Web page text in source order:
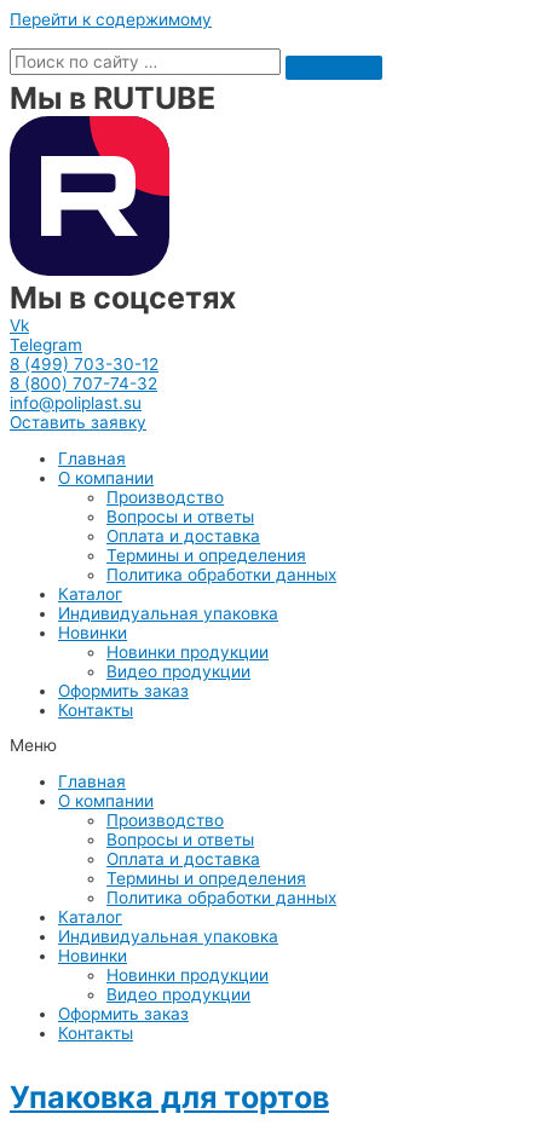
Перейти к содержимому
Мы в RUTUBE
Мы в соцсетях
Vk
Telegram
8 (499) 703-30-12
8 (800) 707-74-32
info@poliplast.su
Оставить заявку
Главная
О компании
Производство
Вопросы и ответы
Оплата и доставка
Термины и определения
Политика обработки данных
Каталог
Индивидуальная упаковка
Новинки
Новинки продукции
Видео продукции
Оформить заказ
Контакты
Меню
Главная
О компании
Производство
Вопросы и ответы
Оплата и доставка
Термины и определения
Политика обработки данных
Каталог
Индивидуальная упаковка
Новинки
Новинки продукции
Видео продукции
Оформить заказ
Контакты
Упаковка для тортов